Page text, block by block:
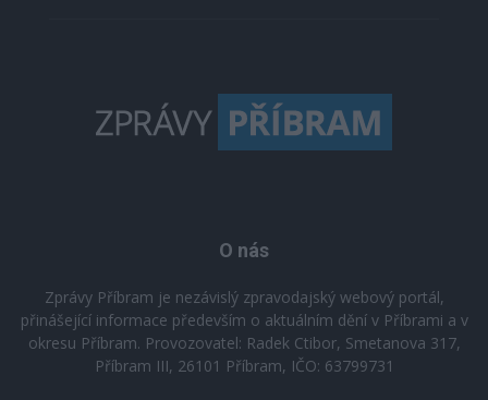
O nás
Zprávy Příbram je nezávislý zpravodajský webový portál,
přinášející informace především o aktuálním dění v Příbrami a v
okresu Příbram. Provozovatel: Radek Ctibor, Smetanova 317,
Příbram III, 26101 Příbram, IČO: 63799731